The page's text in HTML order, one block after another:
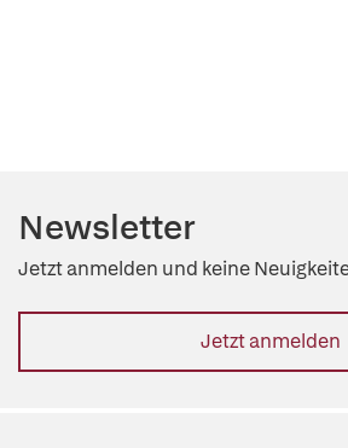
Newsletter
Jetzt anmelden und keine
Jetzt anmelden